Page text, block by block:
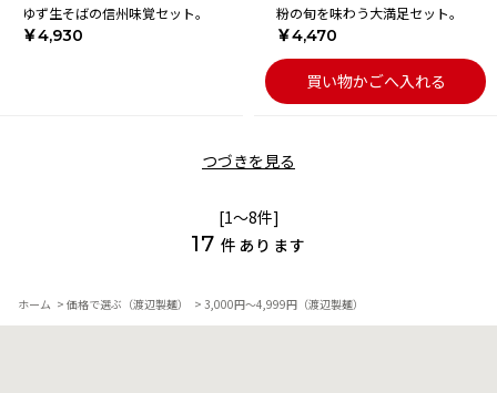
ゆず生そばの信州味覚セット。
￥4,930
粉の旬を味わう大満足セット。
￥4,470
買い物かごへ入れる
つづきを見る
[1～8件]
17 件あります
ホーム > 価格で選ぶ（渡辺製麺） > 3,000円～4,999円（渡辺製麺）